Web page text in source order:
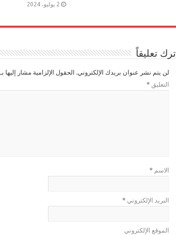
2 يوليو، 2024
اترك تعليقاً
لن يتم نشر عنوان بريدك الإلكتروني. الحقول الإلزامية مشار إليها بـ
التعليق *
الاسم *
البريد الإلكتروني *
الموقع الإلكتروني